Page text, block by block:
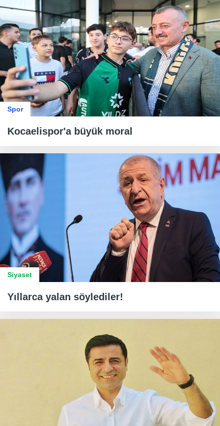
Spor
Kocaelispor'a büyük moral
Siyaset
Yıllarca yalan söylediler!